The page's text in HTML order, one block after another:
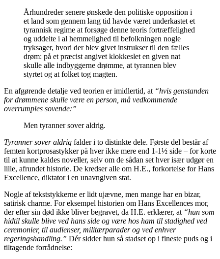
Århundreder senere ønskede den politiske opposition i
et land som gennem lang tid havde været underkastet et
tyrannisk regime at forsøge denne teoris fortræffelighed
og uddelte i al hemmelighed til befolkningen nogle
tryksager, hvori der blev givet instrukser til den fælles
drøm: på et præcist angivet klokkeslet en given nat
skulle alle indbyggerne drømme, at tyrannen blev
styrtet og at folket tog magten.
En afgørende detalje ved teorien er imidlertid, at “hvis genstanden
for drømmene skulle være en person, må vedkommende
overrumples sovende:”
Men tyranner sover aldrig.
Tyranner sover aldrig falder i to distinkte dele. Første del består af
femten kortprosastykker på hver ikke mere end 1-1½ side – for korte
til at kunne kaldes noveller, selv om de sådan set hver især udgør en
lille, afrundet historie. De kredser alle om H.E., forkortelse for Hans
Excellence, diktator i en unavngiven stat.
Nogle af tekststykkerne er lidt ujævne, men mange har en bizar,
satirisk charme. For eksempel historien om Hans Excellences mor,
der efter sin død ikke bliver begravet, da H.E. erklærer, at “hun som
hidtil skulle blive ved hans side og være hos ham til stadighed ved
ceremonier, til audienser, militærparader og ved enhver
regeringshandling.” Dér sidder hun så stadset op i fineste puds og i
tiltagende forrådnelse: